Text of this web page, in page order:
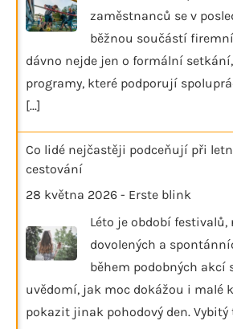
zaměstnanců se v
běžnou součástí
dávno nejde jen o formální
programy, které podporují
[...]
Co lidé nejčastěji podceňují při
cestování
28 května 2026 - Erste blink
Léto je období festivalů,
dovolených a
během podobných akcí
uvědomí, jak moc dokážou i malé
pokazit jinak pohodový den. Vybitý